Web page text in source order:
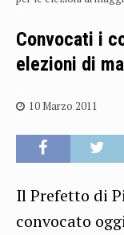
Convocati i
elezioni di
10 Marzo 2011
Il Prefetto di
convocato